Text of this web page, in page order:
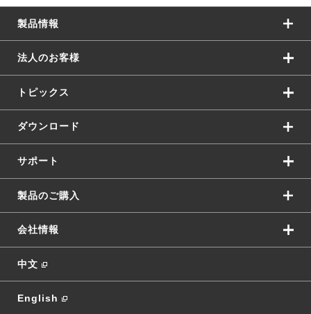
製品情報
法人のお客様
トピックス
ダウンロード
サポート
製品のご購入
会社情報
中文
English